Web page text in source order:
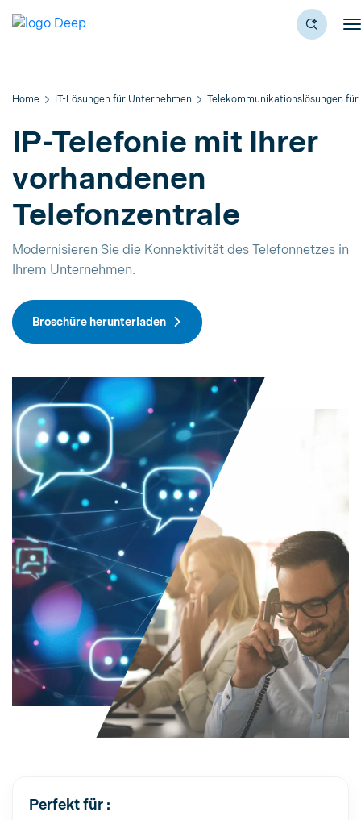
Home IT-Lösungen für Unternehmen Telekommunikationslösungen
IP-Telefonie mit Ihrer
vorhandenen
Telefonzentrale
Modernisieren Sie die Konnektivität des Telefonnetzes in
Ihrem Unternehmen.
Broschüre herunterladen
Perfekt für :